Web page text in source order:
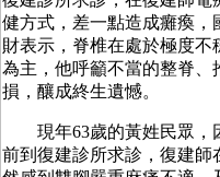
健方式，差一點造成癱瘓
財表示，脊椎在處於極度
為主，他呼籲不當的整脊、
損，釀成終生遺憾。
現年63歲的黃姓民眾，
前到復建診所求診，復建師